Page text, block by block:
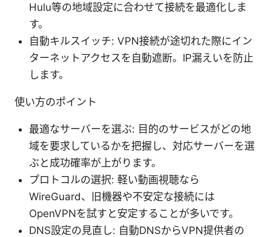
Hulu等の地域設定に合わせて接続を最適化しま
す。
自動キルスイッチ: VPN接続が途切れた際にイン
ターネットアクセスを自動遮断。IP漏えいを防止
します。
使い方のポイント
最適なサーバーを選ぶ: 目的のサービスがどの地
域を要求しているかを把握し、対応サーバーを選
ぶと成功確率が上がります。
プロトコルの選択: 軽い動画視聴なら
WireGuard、旧機器や不安定な接続には
OpenVPNを試すと安定することが多いです。
DNS設定の見直し: 自動DNSからVPN提供者の